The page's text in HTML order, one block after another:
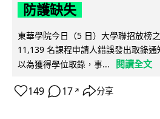
防護缺失
東華學院今日（5 日）大學聯招放榜
11,139 名課程申請人錯誤發出取錄
以為獲得學位取錄，事...
閱讀全文
149 17 ↗ 分享